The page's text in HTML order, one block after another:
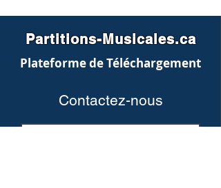
Partitions-Musicales.ca
Plateforme de Téléchargement
Contactez-nous